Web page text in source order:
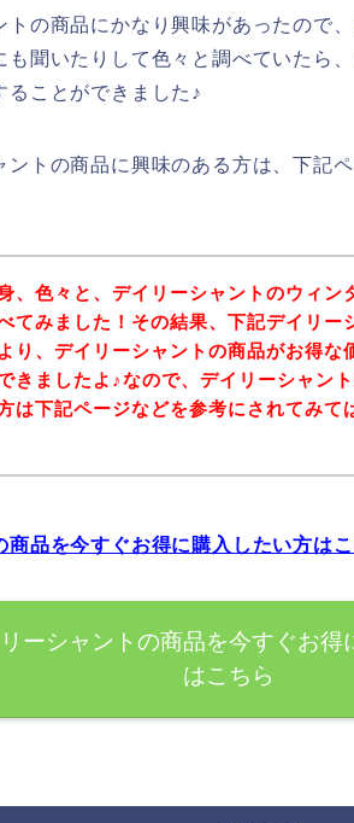
トの商品にかなり興味があったので
も聞いたりして色々と調べていたら
ることができました♪
ントの商品に興味のある方は、下記
、色々と、デイリーシャントのウィン
てみました！その結果、下記デイリー
り、デイリーシャントの商品がお得な
きましたよ♪なので、デイリーシャン
は下記ページなどを参考にされてみて
商品を今すぐお得に購入したい方はこ
ーシャントの商品を今すぐお得
はこちら